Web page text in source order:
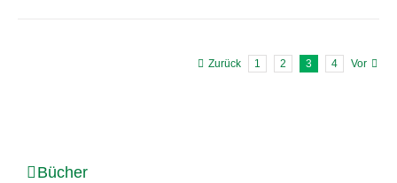
Zurück 1 2 3 4 Vor
Bücher